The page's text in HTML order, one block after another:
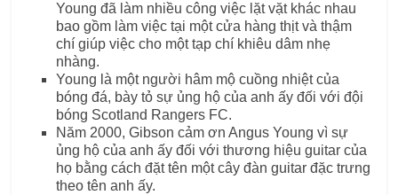
Young đã làm nhiều công việc lặt vặt khác nhau
bao gồm làm việc tại một cửa hàng thịt và thậm
chí giúp việc cho một tạp chí khiêu dâm nhẹ
nhàng.
Young là một người hâm mộ cuồng nhiệt của
bóng đá, bày tỏ sự ủng hộ của anh ấy đối với đội
bóng Scotland Rangers FC.
Năm 2000, Gibson cảm ơn Angus Young vì sự
ủng hộ của anh ấy đối với thương hiệu guitar của
họ bằng cách đặt tên một cây đàn guitar đặc trưng
theo tên anh ấy.